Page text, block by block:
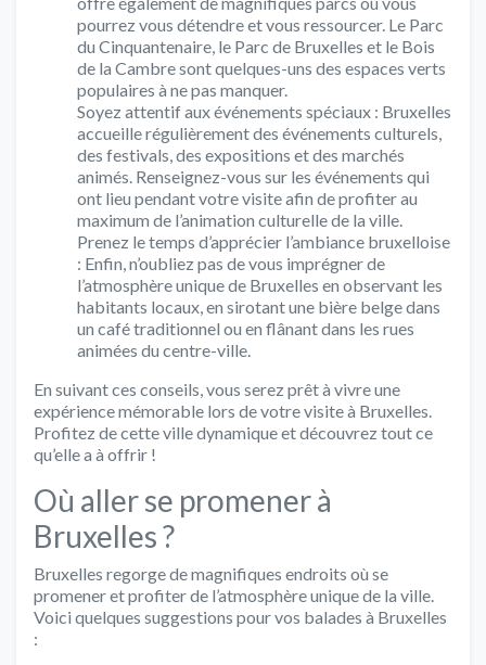
pourrez vous détendre et vous ressourcer. Le Parc
du Cinquantenaire, le Parc de Bruxelles et le Bois
de la Cambre sont quelques-uns des espaces verts
populaires à ne pas manquer.
Soyez attentif aux événements spéciaux : Bruxelles
accueille régulièrement des événements culturels,
des festivals, des expositions et des marchés
animés. Renseignez-vous sur les événements qui
ont lieu pendant votre visite afin de profiter au
maximum de l’animation culturelle de la ville.
Prenez le temps d’apprécier l’ambiance bruxelloise
: Enfin, n’oubliez pas de vous imprégner de
l’atmosphère unique de Bruxelles en observant les
habitants locaux, en sirotant une bière belge dans
un café traditionnel ou en flânant dans les rues
animées du centre-ville.
En suivant ces conseils, vous serez prêt à vivre une
expérience mémorable lors de votre visite à Bruxelles.
Profitez de cette ville dynamique et découvrez tout ce
qu’elle a à offrir !
Où aller se promener à
Bruxelles ?
Bruxelles regorge de magnifiques endroits où se
promener et profiter de l’atmosphère unique de la ville.
Voici quelques suggestions pour vos balades à Bruxelles
: